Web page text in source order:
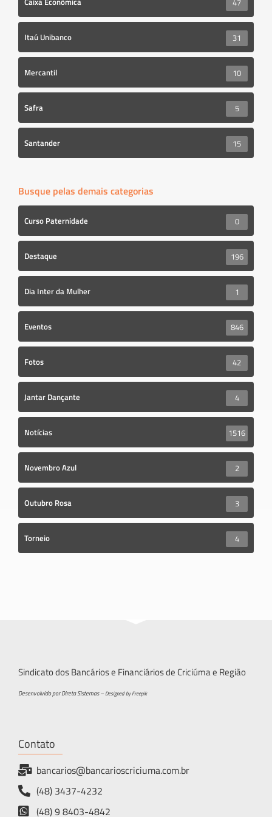
47
Itaú Unibanco 31
Mercantil 10
Safra 5
Santander 15
Busque pelas demais categorias
Curso Paternidade 0
Destaque 196
Dia Inter da Mulher 1
Eventos 846
Fotos 42
Jantar Dançante 4
Notícias 1516
Novembro Azul 2
Outubro Rosa 3
Torneio 4
Sindicato dos Bancários e Financiários de Criciúma e Região
Desenvolvido por Direta Sistemas –Designed by Freepik
Contato
bancarios@bancarioscriciuma.com.br
(48) 3437-4232
(48) 9 8403-4842